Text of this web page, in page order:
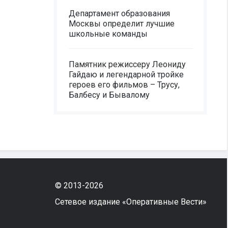
Департамент образования
Москвы определит лучшие
школьные команды
Памятник режиссеру Леониду
Гайдаю и легендарной тройке
героев его фильмов – Трусу,
Балбесу и Бывалому
© 2013-2026
Сетевое издание «Оперативные Вести»